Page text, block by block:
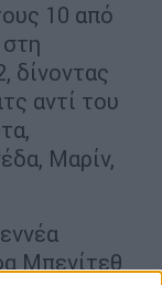
10 από
δίνοντας
αντί του
Μαρίν,
Μπενίτεθ